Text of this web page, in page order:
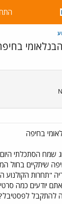
בחיפה
שמח הסתכלתי
"תחרות הקולנוע
יודעים כמה
לפסטיבל?